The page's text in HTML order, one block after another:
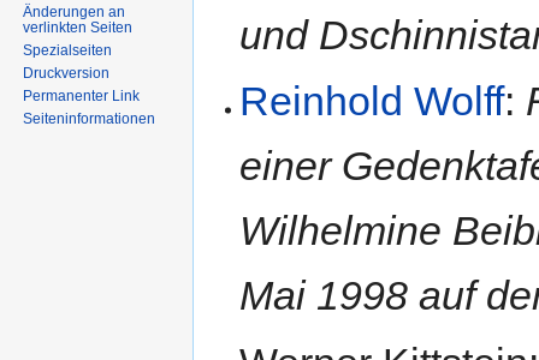
und
Reinhold Wolff:
einer
Wilhelmine
Mai 1998 auf
Änderungen an
verlinkten Seiten
Spezialseiten
Druckversion
Permanenter Link
Seiten­informationen